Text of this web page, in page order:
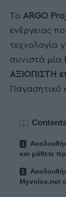
Το ARGO
ενέργειας
τεχνολογία
συνιστά μία
ΑΞΙΟΠΙΣΤΗ
Παγασητικό
και μάθετε
Myvolos.net